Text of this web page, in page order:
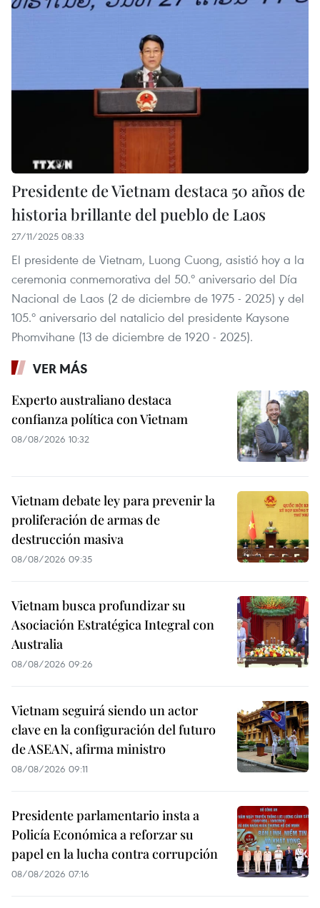
Presidente de Vietnam destaca 50 años de
historia brillante del pueblo de Laos
27/11/2025 08:33
El presidente de Vietnam, Luong Cuong, asistió hoy a la
ceremonia conmemorativa del 50.º aniversario del Día
Nacional de Laos (2 de diciembre de 1975 - 2025) y del
105.º aniversario del natalicio del presidente Kaysone
Phomvihane (13 de diciembre de 1920 - 2025).
VER MÁS
Experto australiano destaca
confianza política con Vietnam
08/08/2026 10:32
Vietnam debate ley para prevenir la
proliferación de armas de
destrucción masiva
08/08/2026 09:35
Vietnam busca profundizar su
Asociación Estratégica Integral con
Australia
08/08/2026 09:26
Vietnam seguirá siendo un actor
clave en la configuración del futuro
de ASEAN, afirma ministro
08/08/2026 09:11
Presidente parlamentario insta a
Policía Económica a reforzar su
papel en la lucha contra corrupción
08/08/2026 07:16